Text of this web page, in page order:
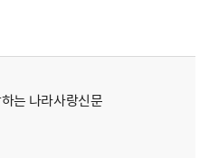
는 나라사랑신문